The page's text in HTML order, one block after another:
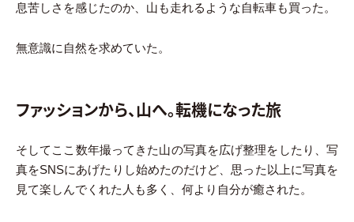
息苦しさを感じたのか、山も走れるような自転車も買った。
無意識に自然を求めていた。
ファッションから、山へ。転機になった旅
そしてここ数年撮ってきた山の写真を広げ整理をしたり、写
真をSNSにあげたりし始めたのだけど、思った以上に写真を
見て楽しんでくれた人も多く、何より自分が癒された。